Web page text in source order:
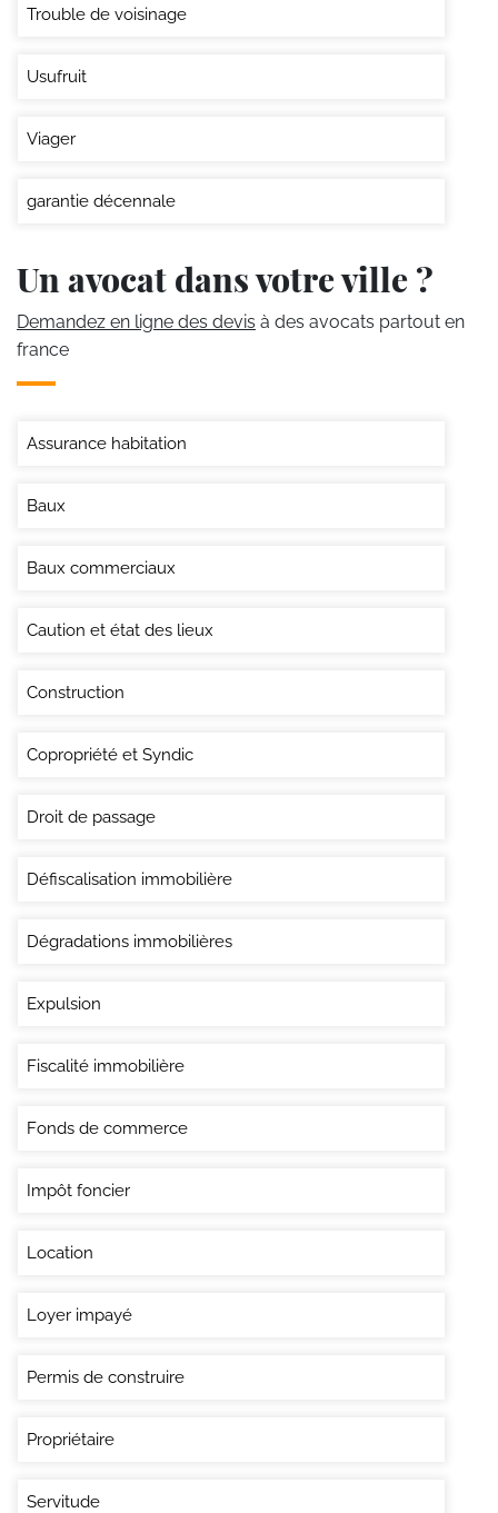
Trouble de voisinage
Usufruit
Viager
garantie décennale
Un avocat dans votre ville ?
Demandez en ligne des devis à des avocats partout en
france
Assurance habitation
Baux
Baux commerciaux
Caution et état des lieux
Construction
Copropriété et Syndic
Droit de passage
Défiscalisation immobilière
Dégradations immobilières
Expulsion
Fiscalité immobilière
Fonds de commerce
Impôt foncier
Location
Loyer impayé
Permis de construire
Propriétaire
Servitude